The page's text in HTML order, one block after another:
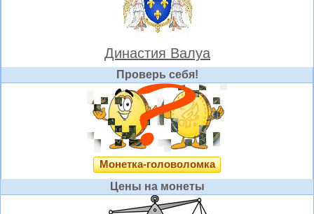
Династия Валуа
Проверь себя!
Монетка-головоломка
Цены на монеты